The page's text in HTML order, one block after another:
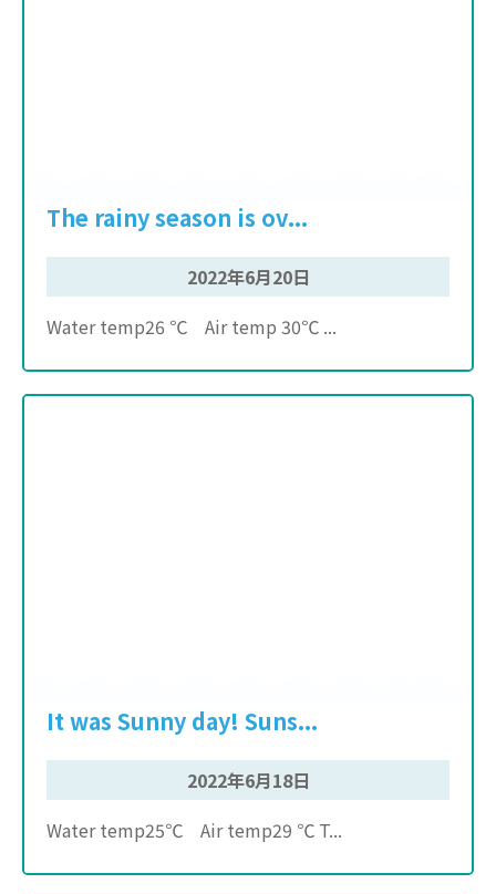
The rainy season is ov...
2022年6月20日
Water temp26 ℃ Air temp 30℃ ...
It was Sunny day! Suns...
2022年6月18日
Water temp25℃ Air temp29 ℃ T...